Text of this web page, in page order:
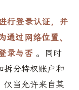
行登录认证，并
通过网络位置、
录与否 。同时
拆分特权账户和
仅当允许来自某